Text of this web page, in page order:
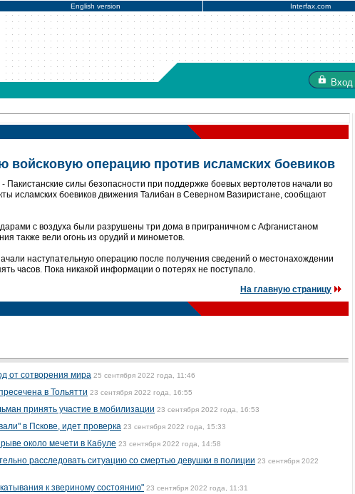
English version Interfax.com
Вход
войсковую операцию против исламских боевиков
силы безопасности при поддержке боевых вертолетов начали во
исламских боевиков движения Талибан в Северном Вазиристане, сообщают
с воздуха были разрушены три дома в приграничном с Афганистаном
также вели огонь из орудий и минометов.
наступательную операцию после получения сведений о местонахождении
часов. Пока никакой информации о потерях не поступало.
На главную страницу
от сотворения мира 25 сентября 2022 года, 11:46
в Тольятти 23 сентября 2022 года, 16:55
принять участие в мобилизации 23 сентября 2022 года, 16:53
в Пскове, идет проверка 23 сентября 2022 года, 15:33
около мечети в Кабуле 23 сентября 2022 года, 14:58
расследовать ситуацию со смертью девушки в полиции 23 сентября 2022
к звериному состоянию" 23 сентября 2022 года, 11:31